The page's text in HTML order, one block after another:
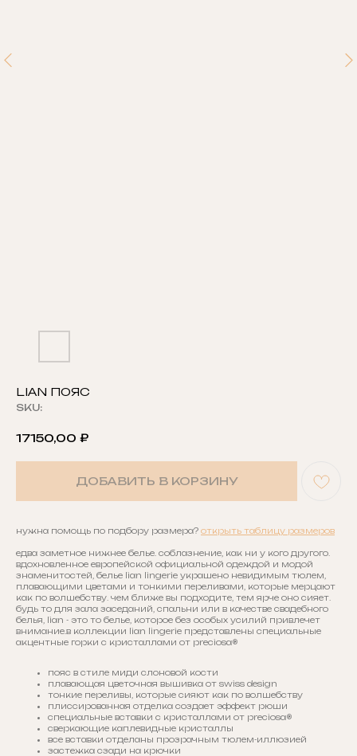
LIAN ПОЯС
SKU:
17150,00 ₽
ДОБАВИТЬ В КОРЗИНУ
нужна помощь по подбору размера? открыть таблицу размеров
едва заметное нижнее белье. соблазнение, как ни у кого другого.
вдохновленное европейской официальной одеждой и модой
знаменитостей, белье lian lingerie украшено невидимым тюлем,
плавающими цветами и тонкими переливами, которые мерцают
как по волшебству. чем ближе вы подходите, тем ярче оно сияет.
будь то для зала заседаний, спальни или в качестве свадебного
белья, lian - это то белье, которое без особых усилий привлечет
внимание.в коллекции lian lingerie представлены специальные
акцентные горки с кристаллами от preciosa®
пояс в стиле миди слоновой кости
плавающая цветочная вышивка от swiss design
тонкие переливы, которые сияют как по волшебству
плиссированная отделка создает эффект рюши
специальные вставки с кристаллами от preciosa®
сверкающие каплевидные кристаллы
все вставки отделаны прозрачным тюлем-иллюзией
застежка сзади на крючки